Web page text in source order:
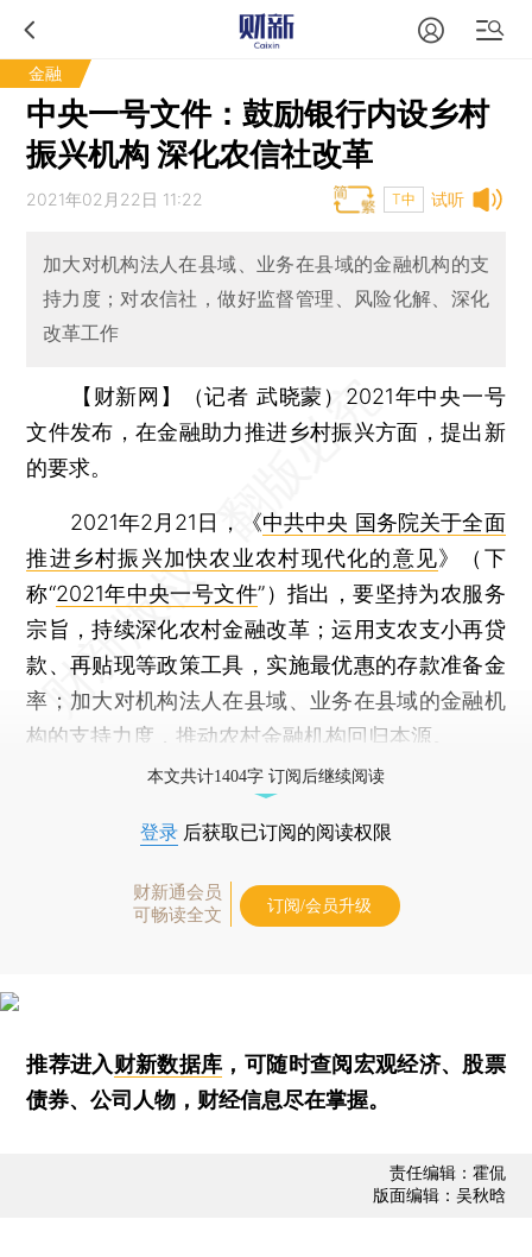
金融
中央一号文件：鼓励银行内设乡村
振兴机构 深化农信社改革
试听
2021年02月22日 11:22 T中
加大对机构法人在县域、业务在县域的金融机构的支
持力度；对农信社，做好监督管理、风险化解、深化
改革工作
【财新网】（记者 武晓蒙） 2021年中央一号
文件发布，在金融助力推进乡村振兴方面，提出新
的要求。
2021年2月21日，《中共中央 国务院关于全面
推进乡村振兴加快农业农村现代化的意见》（下
称“2021年中央一号文件”）指出，要坚持为农服务
宗旨，持续深化农村金融改革；运用支农支小再贷
款、再贴现等政策工具，实施最优惠的存款准备金
率；加大对机构法人在县域、业务在县域的金融机
构的支持力度，推动农村金融机构回归本源。
本文共计1404字 订阅后继续阅读
登录 后获取已订阅的阅读权限
财新通会员
可畅读全文
订阅/会员升级
推荐进入财新数据库 ，可随时查阅宏观经济、股票
债券、公司人物，财经信息尽在掌握。
责任编辑：霍侃
版面编辑：吴秋晗